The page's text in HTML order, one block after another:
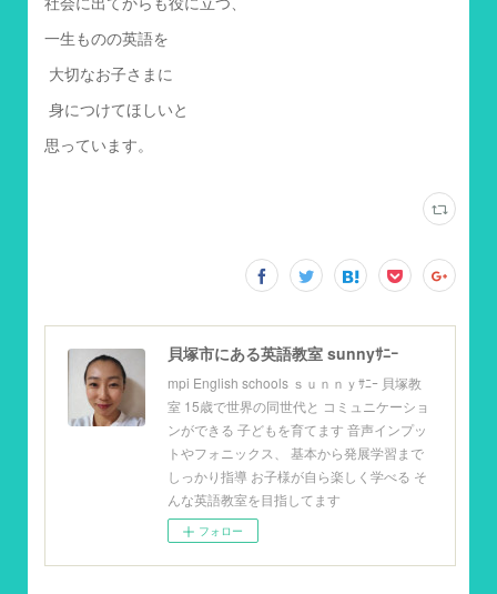
一生ものの英語を
大切なお子さまに
身につけてほしいと
思っています。
貝塚市にある英語教室 sunnyｻﾆｰ
mpi English schools ｓｕｎｎｙｻﾆｰ 貝塚教
室 15歳で世界の同世代と コミュニケーショ
ンができる 子どもを育てます 音声インプッ
トやフォニックス、 基本から発展学習まで
しっかり指導 お子様が自ら楽しく学べる そ
んな英語教室を目指してます
フォロー